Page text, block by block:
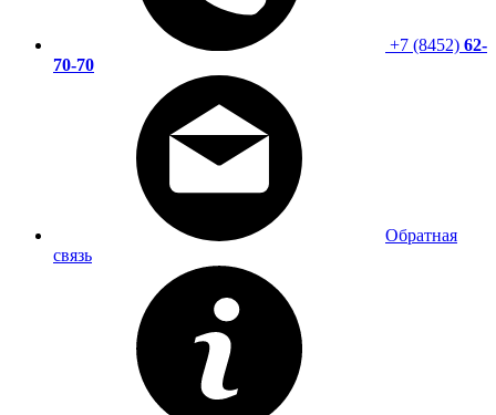
+7 (8452) 62-
70-70
Обратная
связь